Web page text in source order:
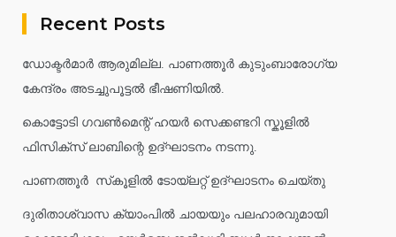
Recent Posts
ഡോക്ടർമാർ ആരുമില്ല. പാണത്തൂർ കുടുംബാരോഗ്യ
കേന്ദ്രം അടച്ചുപൂട്ടൽ ഭീഷണിയിൽ.
കൊട്ടോടി ഗവൺമെന്റ് ഹയർ സെക്കണ്ടറി സ്കൂളിൽ
ഫിസിക്സ് ലാബിന്റെ ഉദ്ഘാടനം നടന്നു.
പാണത്തൂർ സ്‌കൂളിൽ ടോയ്ലറ്റ് ഉദ്ഘാടനം ചെയ്തു
ദുരിതാശ്വാസ ക്യാംപിൽ ചായയും പലഹാരവുമായി